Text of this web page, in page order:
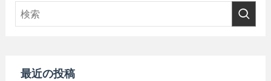
最近の投稿